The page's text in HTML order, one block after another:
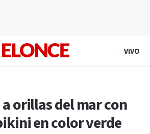
VIVO
orillas del mar con
en color verde